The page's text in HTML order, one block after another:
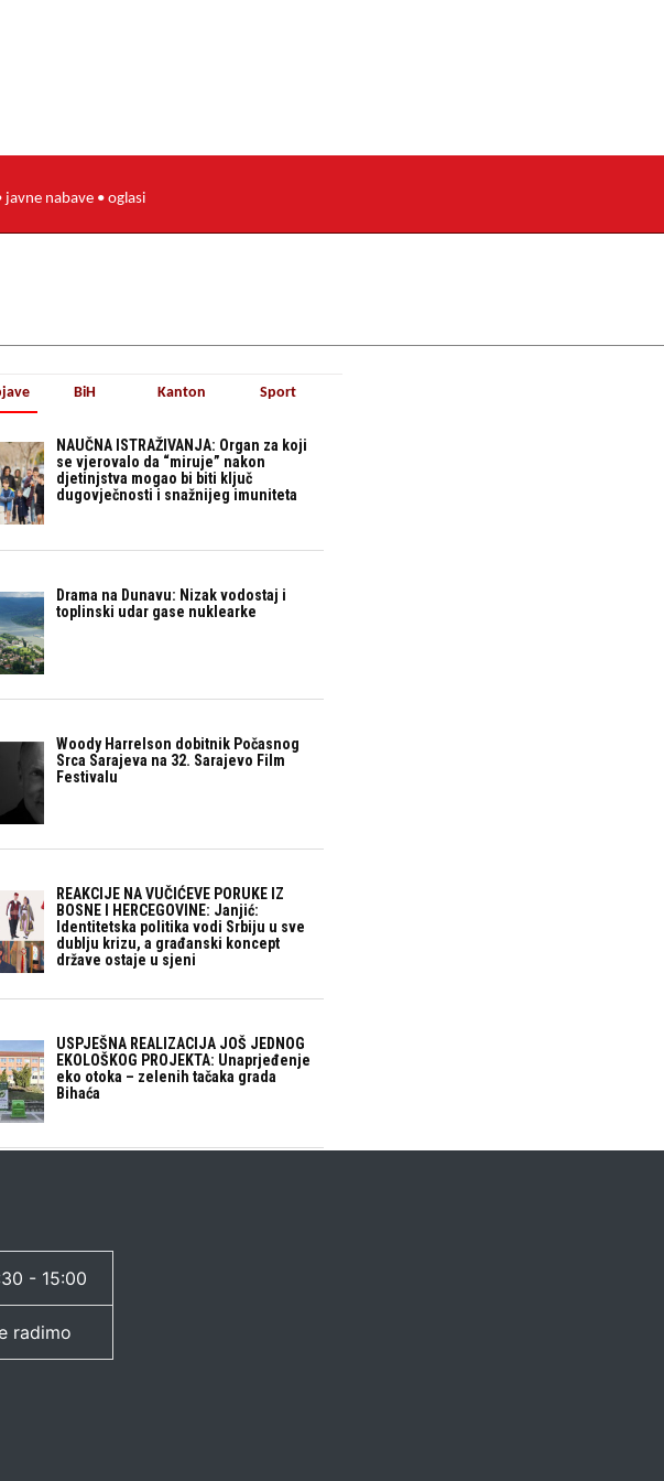
javne nabave • oglasi
NAUČNA ISTRAŽIVANJA: Organ za koji
se vjerovalo da “miruje” nakon
djetinjstva mogao bi biti ključ
dugovječnosti i snažnijeg imuniteta
Drama na Dunavu: Nizak vodostaj i
toplinski udar gase nuklearke
Woody Harrelson dobitnik Počasnog
Srca Sarajeva na 32. Sarajevo Film
Festivalu
REAKCIJE NA VUČIĆEVE PORUKE IZ
BOSNE I HERCEGOVINE: Janjić:
Identitetska politika vodi Srbiju u sve
dublju krizu, a građanski koncept
države ostaje u sjeni
USPJEŠNA REALIZACIJA JOŠ JEDNOG
EKOLOŠKOG PROJEKTA: Unaprjeđenje
eko otoka – zelenih tačaka grada
Bihaća
BiH Kanton Sport
- 15:00
radimo